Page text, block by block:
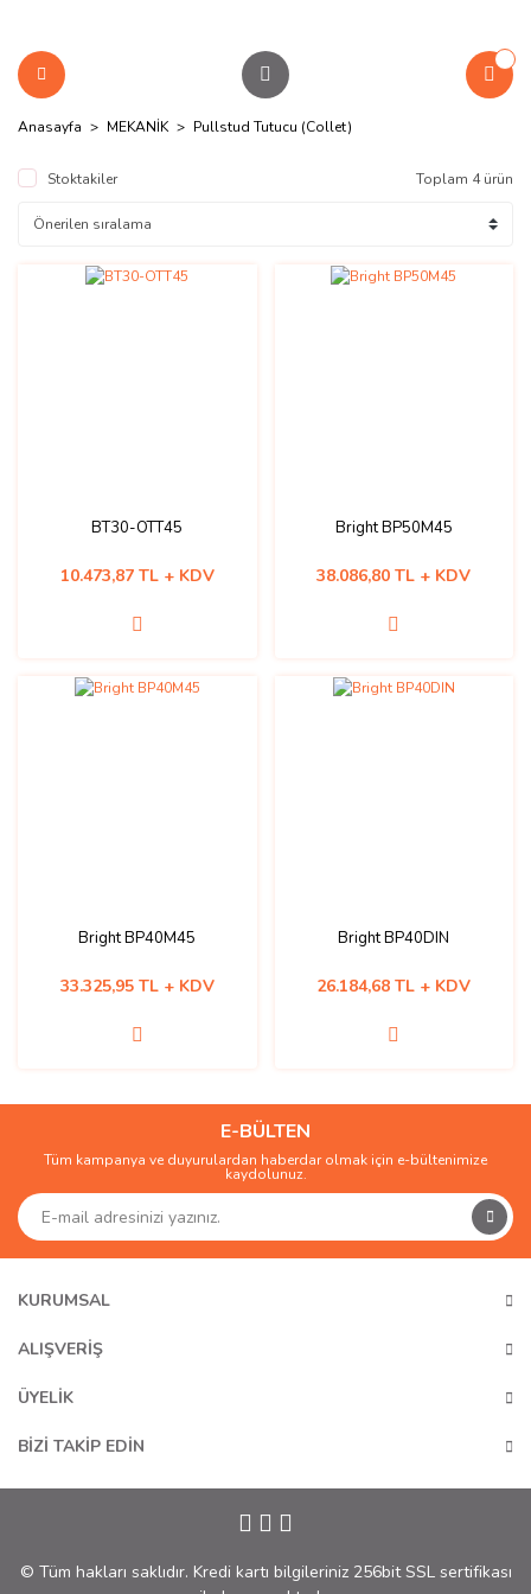
Anasayfa MEKANİK Pullstud Tutucu (Collet)
Stoktakiler Toplam 4 ürün
BT30-OTT45
10.473,87 TL + KDV
Bright BP50M45
38.086,80 TL + KDV
Bright BP40M45
33.325,95 TL + KDV
Bright BP40DIN
26.184,68 TL + KDV
E-BÜLTEN
Tüm kampanya ve duyurulardan haberdar olmak için e-bültenimize
kaydolunuz.
KURUMSAL
ALIŞVERİŞ
ÜYELİK
BİZİ TAKİP EDİN
© Tüm hakları saklıdır. Kredi kartı bilgileriniz 256bit SSL sertifikası